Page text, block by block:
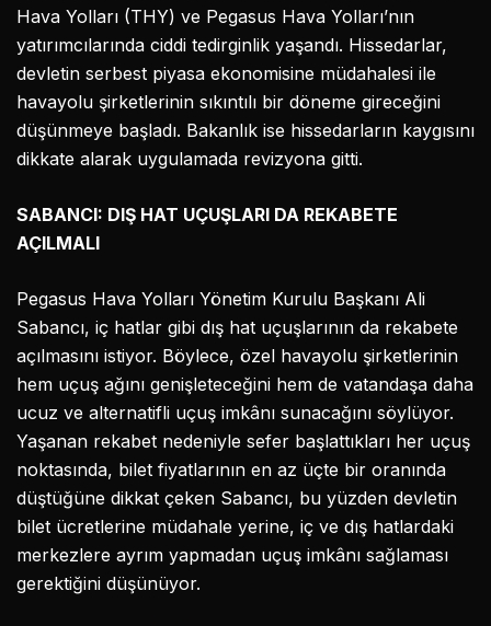
Hava Yolları (THY) ve Pegasus Hava Yolları’nın
yatırımcılarında ciddi tedirginlik yaşandı. Hissedarlar,
devletin serbest piyasa ekonomisine müdahalesi ile
havayolu şirketlerinin sıkıntılı bir döneme gireceğini
düşünmeye başladı. Bakanlık ise hissedarların kaygısını
dikkate alarak uygulamada revizyona gitti.
SABANCI: DIŞ HAT UÇUŞLARI DA REKABETE
AÇILMALI
Pegasus Hava Yolları Yönetim Kurulu Başkanı Ali
Sabancı, iç hatlar gibi dış hat uçuşlarının da rekabete
açılmasını istiyor. Böylece, özel havayolu şirketlerinin
hem uçuş ağını genişleteceğini hem de vatandaşa daha
ucuz ve alternatifli uçuş imkânı sunacağını söylüyor.
Yaşanan rekabet nedeniyle sefer başlattıkları her uçuş
noktasında, bilet fiyatlarının en az üçte bir oranında
düştüğüne dikkat çeken Sabancı, bu yüzden devletin
bilet ücretlerine müdahale yerine, iç ve dış hatlardaki
merkezlere ayrım yapmadan uçuş imkânı sağlaması
gerektiğini düşünüyor.